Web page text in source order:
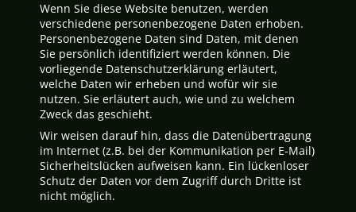
Wenn Sie diese Website benutzen, werden
verschiedene personenbezogene Daten erhoben.
Personenbezogene Daten sind Daten, mit denen
Sie persönlich identifiziert werden können. Die
vorliegende Datenschutzerklärung erläutert,
welche Daten wir erheben und wofür wir sie
nutzen. Sie erläutert auch, wie und zu welchem
Zweck das geschieht.
Wir weisen darauf hin, dass die Datenübertragung
im Internet (z.B. bei der Kommunikation per E-Mail)
Sicherheitslücken aufweisen kann. Ein lückenloser
Schutz der Daten vor dem Zugriff durch Dritte ist
nicht möglich.